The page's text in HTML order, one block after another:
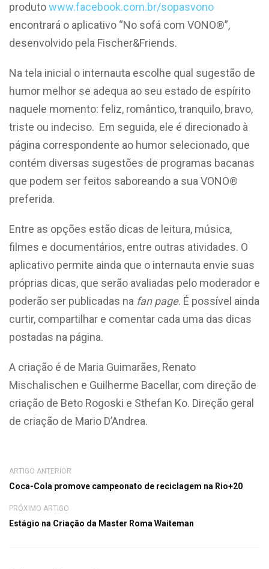
produtowww.facebook.com.br/sopasvono
encontrará o aplicativo “No sofá com VONO®”,
desenvolvido pela Fischer&Friends.
Na tela inicial o internauta escolhe qual sugestão de
humor melhor se adequa ao seu estado de espírito
naquele momento: feliz, romântico, tranquilo, bravo,
triste ou indeciso. Em seguida, ele é direcionado à
página correspondente ao humor selecionado, que
contém diversas sugestões de programas bacanas
que podem ser feitos saboreando a sua VONO®
preferida.
Entre as opções estão dicas de leitura, música,
filmes e documentários, entre outras atividades. O
aplicativo permite ainda que o internauta envie suas
próprias dicas, que serão avaliadas pelo moderador e
poderão ser publicadas na fan page. É possível ainda
curtir, compartilhar e comentar cada uma das dicas
postadas na página.
A criação é de Maria Guimarães, Renato
Mischalischen e Guilherme Bacellar, com direção de
criação de Beto Rogoski e Sthefan Ko. Direção geral
de criação de Mario D’Andrea.
ARTIGO ANTERIOR
Coca-Cola promove campeonato de reciclagem na Rio+20
PRÓXIMO ARTIGO
Estágio na Criação da Master Roma Waiteman